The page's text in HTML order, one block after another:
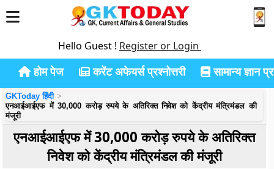
Hello Guest ! Register or Login
होम पेज करेंट अफेयर्स प्रश्नोत्तरी सामान्य ज्ञान
GKToday हिंदी
एनआईआईएफ में 30,000 करोड़ रुपये के अतिरिक्त निवेश को केंद्रीय मंत्रिमंडल की
मंजूरी
एनआईआईएफ में 30,000 करोड़ रुपये के अतिरिक्त
निवेश को केंद्रीय मंत्रिमंडल की मंजूरी